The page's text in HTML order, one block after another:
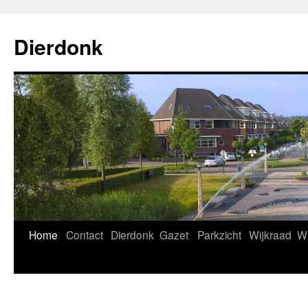
de
inhoud
Dierdonk
Home Contact Dierdonk Gazet Parkzicht Wijkraad